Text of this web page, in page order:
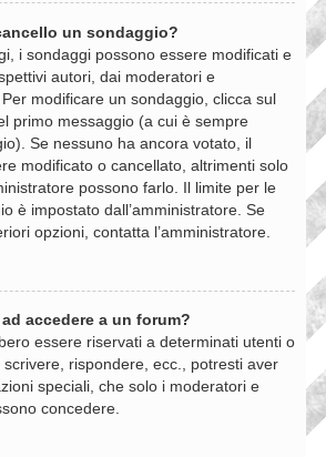
un sondaggio?
i sondaggi possono essere modificati e
autori, dai moderatori e
modificare un sondaggio, clicca sul
primo messaggio (a cui è sempre
Se nessuno ha ancora votato, il
modificato o cancellato, altrimenti solo
possono farlo. Il limite per le
è impostato dall’amministratore. Se
opzioni, contatta l’amministratore.
accedere a un forum?
essere riservati a determinati utenti o
rispondere, ecc., potresti aver
speciali, che solo i moderatori e
concedere.